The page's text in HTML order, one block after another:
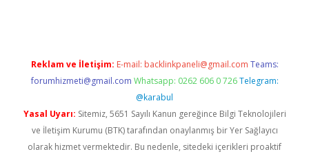
Reklam ve İletişim: E-mail: backlinkpaneli@gmail.com Teams:
forumhizmeti@gmail.com Whatsapp: 0262 606 0 726 Telegram:
@karabul
Yasal Uyarı: Sitemiz, 5651 Sayılı Kanun gereğince Bilgi Teknolojileri
ve İletişim Kurumu (BTK) tarafından onaylanmış bir Yer Sağlayıcı
olarak hizmet vermektedir. Bu nedenle, sitedeki içerikleri proaktif